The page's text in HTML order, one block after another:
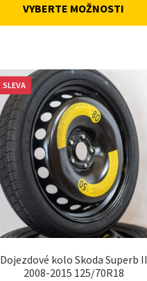
4
663Kč.
3
453Kč.
VYBERTE MOŽNOSTI
Dojezdové kolo Skoda Superb II
2008-2015 125/70R18
SLEVA